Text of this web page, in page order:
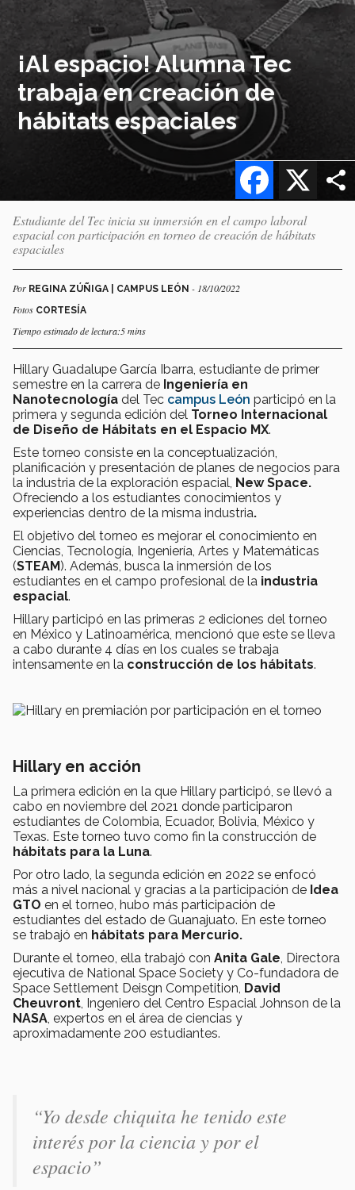
¡Al espacio! Alumna Tec
trabaja en creación de
hábitats espaciales
X
Facebook
Estudiante del Tec inicia su inmersión en el campo laboral
espacial con participación en torneo de creación de hábitats
espaciales
Por REGINA ZÚÑIGA | CAMPUS LEÓN - 18/10/2022
Fotos CORTESÍA
Tiempo estimado de lectura:5 mins
Hillary Guadalupe García Ibarra, estudiante de primer
semestre en la carrera de Ingeniería en
Nanotecnología del Tec campus León participó en la
primera y segunda edición del Torneo Internacional
de Diseño de Hábitats en el Espacio MX.
Este torneo consiste en la conceptualización,
planificación y presentación de planes de negocios para
la industria de la exploración espacial, New Space.
Ofreciendo a los estudiantes conocimientos y
experiencias dentro de la misma industria.
El objetivo del torneo es mejorar el conocimiento en
Ciencias, Tecnología, Ingeniería, Artes y Matemáticas
(STEAM). Además, busca la inmersión de los
estudiantes en el campo profesional de la industria
espacial.
Hillary participó en las primeras 2 ediciones del torneo
en México y Latinoamérica, mencionó que este se lleva
a cabo durante 4 días en los cuales se trabaja
intensamente en la construcción de los hábitats.
Hillary en acción
La primera edición en la que Hillary participó, se llevó a
cabo en noviembre del 2021 donde participaron
estudiantes de Colombia, Ecuador, Bolivia, México y
Texas. Este torneo tuvo como fin la construcción de
hábitats para la Luna.
Por otro lado, la segunda edición en 2022 se enfocó
más a nivel nacional y gracias a la participación de Idea
GTO en el torneo, hubo más participación de
estudiantes del estado de Guanajuato. En este torneo
se trabajó en hábitats para Mercurio.
Durante el torneo, ella trabajó con Anita Gale , Directora
ejecutiva de National Space Society y Co-fundadora de
Space Settlement Deisgn Competition, David
Cheuvront , Ingeniero del Centro Espacial Johnson de la
NASA , expertos en el área de ciencias y
aproximadamente 200 estudiantes.
“Yo desde chiquita he tenido este
interés por la ciencia y por el
espacio”